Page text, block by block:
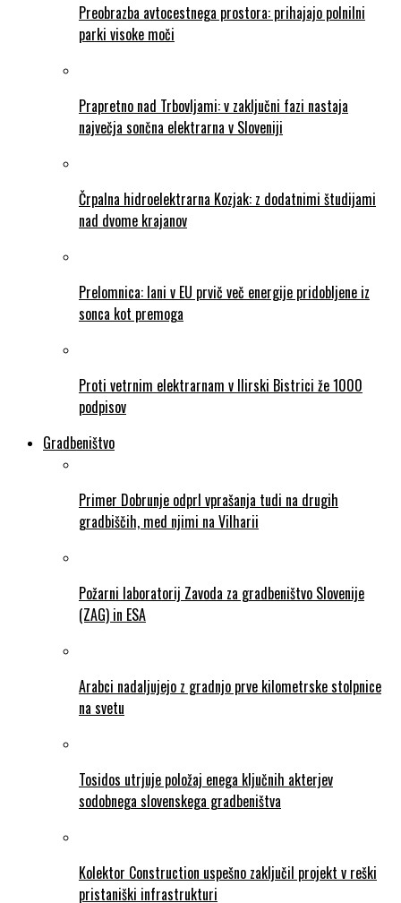
Preobrazba avtocestnega prostora: prihajajo polnilni
parki visoke moči
Prapretno nad Trbovljami: v zaključni fazi nastaja
največja sončna elektrarna v Sloveniji
Črpalna hidroelektrarna Kozjak: z dodatnimi študijami
nad dvome krajanov
Prelomnica: lani v EU prvič več energije pridobljene iz
sonca kot premoga
Proti vetrnim elektrarnam v Ilirski Bistrici že 1000
podpisov
Gradbeništvo
Primer Dobrunje odprl vprašanja tudi na drugih
gradbiščih, med njimi na Vilharii
Požarni laboratorij Zavoda za gradbeništvo Slovenije
(ZAG) in ESA
Arabci nadaljujejo z gradnjo prve kilometrske stolpnice
na svetu
Tosidos utrjuje položaj enega ključnih akterjev
sodobnega slovenskega gradbeništva
Kolektor Construction uspešno zaključil projekt v reški
pristaniški infrastrukturi